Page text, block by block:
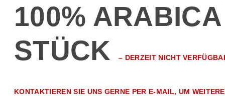
100%
STÜCK– DERZEIT NICHT
KONTAKTIEREN SIE UNS GERNE PER E-MAIL, UM WEITERE